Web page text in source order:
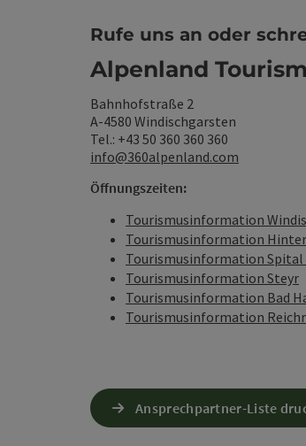
Rufe uns an oder
Alpenland
Bahnhofstraße 2
A-4580 Windischgarsten
Tel.: +43 50 360 360 360
info@360alpenland.com
Öffnungszeiten:
Tourismusinformation
Tourismusinformation
Tourismusinformation Spital
Tourismusinformation Steyr
Tourismusinformation Bad
Tourismusinformation
Ansprechpartner-Liste